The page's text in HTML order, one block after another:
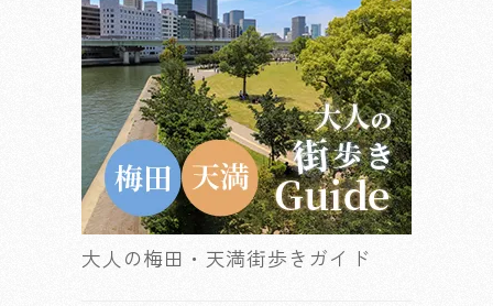
大人の梅田・天満街歩きガイド